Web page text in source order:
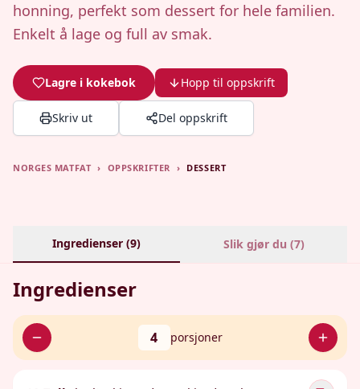
honning, perfekt som dessert for hele familien.
Enkelt å lage og full av smak.
Lagre i kokebok Hopp til oppskrift
Skriv ut Del oppskrift
NORGES MATFAT › OPPSKRIFTER › DESSERT
Ingredienser (9) Slik gjør du (7)
Ingredienser
4 porsjoner